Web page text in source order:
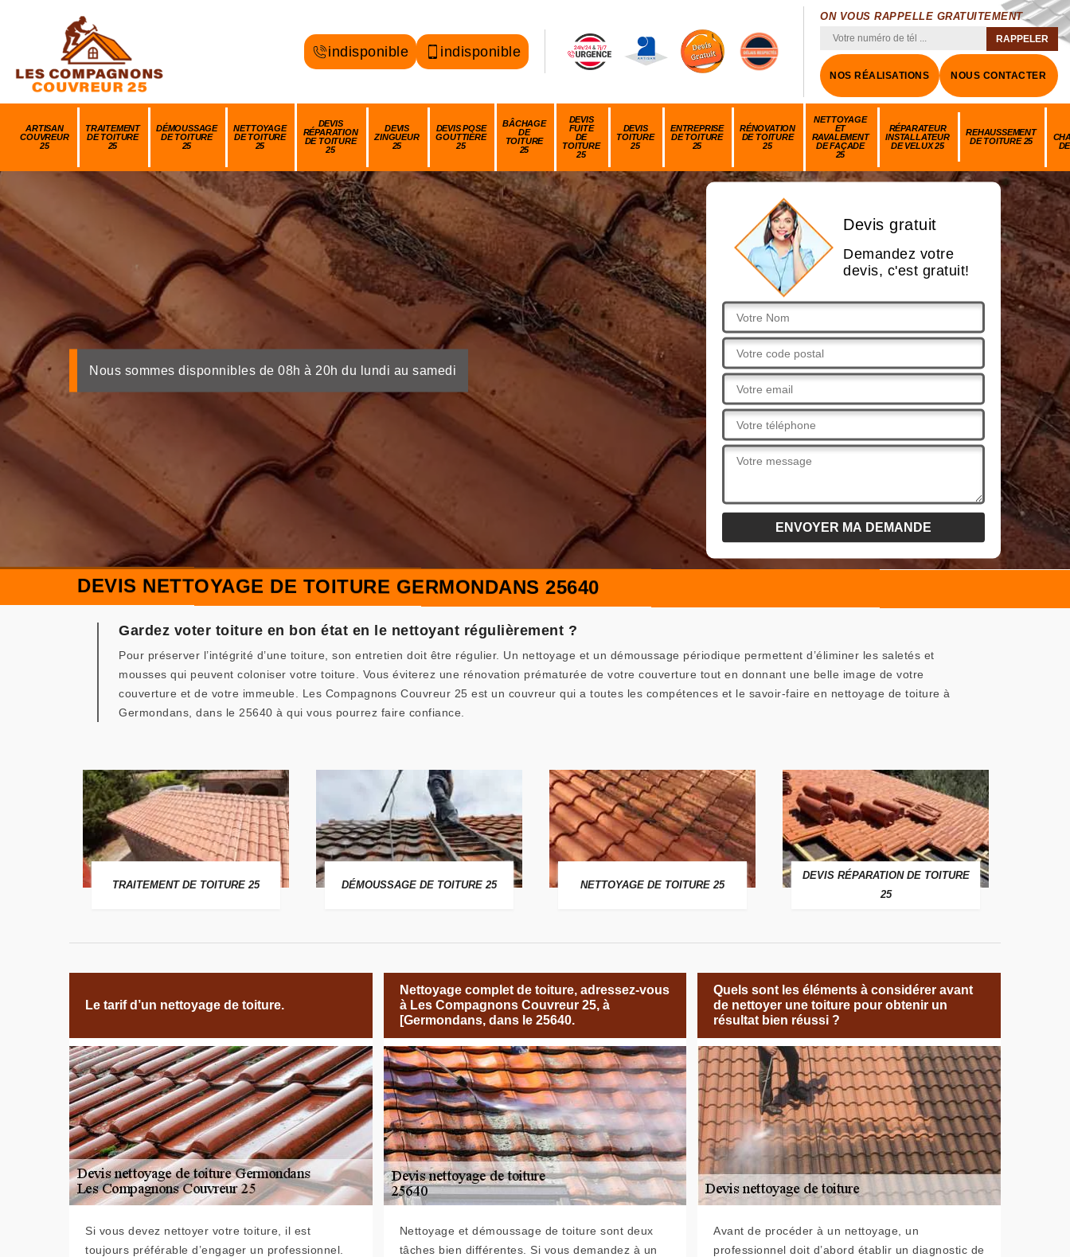
indisponible indisponible
ON VOUS RAPPELLE GRATUITEMENT
NOS RÉALISATIONS NOUS CONTACTER
ARTISAN
COUVREUR
25
TRAITEMENT
DE TOITURE
25
DÉMOUSSAGE
DE TOITURE
25
NETTOYAGE
DE TOITURE
25
DEVIS
RÉPARATION
DE TOITURE
25
DEVIS
ZINGUEUR
25
DEVIS POSE
GOUTTIÈRE
25
BÂCHAGE
DE
TOITURE
25
DEVIS
FUITE
DE
TOITURE
25
DEVIS
TOITURE
25
ENTREPRISE
DE TOITURE
25
RÉNOVATION
DE TOITURE
25
NETTOYAGE
ET
RAVALEMENT
DE FAÇADE
25
RÉPARATEUR
INSTALLATEUR
DE VELUX 25
REHAUSSEMENT
DE TOITURE 25
Nous sommes disponnibles de 08h à 20h du lundi au samedi
Devis gratuit
Demandez votre
devis, c'est gratuit!
DEVIS NETTOYAGE DE TOITURE GERMONDANS 25640
Gardez voter toiture en bon état en le nettoyant régulièrement ?
Pour préserver l’intégrité d’une toiture, son entretien doit être régulier. Un nettoyage et un démoussage périodique permettent d’éliminer les saletés et
mousses qui peuvent coloniser votre toiture. Vous éviterez une rénovation prématurée de votre couverture tout en donnant une belle image de votre
couverture et de votre immeuble. Les Compagnons Couvreur 25 est un couvreur qui a toutes les compétences et le savoir-faire en nettoyage de toiture à
Germondans, dans le 25640 à qui vous pourrez faire confiance.
TRAITEMENT DE TOITURE 25 DÉMOUSSAGE DE TOITURE 25 NETTOYAGE DE TOITURE 25
DEVIS RÉPARATION DE TOITURE
25
Le tarif d’un nettoyage de toiture.
Si vous devez nettoyer votre toiture, il est
toujours préférable d’engager un professionnel.
Nettoyage complet de toiture, adressez-vous
à Les Compagnons Couvreur 25, à
[Germondans, dans le 25640.
Nettoyage et démoussage de toiture sont deux
tâches bien différentes. Si vous demandez à un
Quels sont les éléments à considérer avant
de nettoyer une toiture pour obtenir un
résultat bien réussi ?
Avant de procéder à un nettoyage, un
professionnel doit d’abord établir un diagnostic de